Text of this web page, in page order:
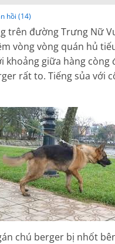
hồi (14)
trên đường Trưng Nữ
vòng vòng quán hủ
giữa hàng còng
rất to. Tiếng sủa với
chú berger bị nhốt